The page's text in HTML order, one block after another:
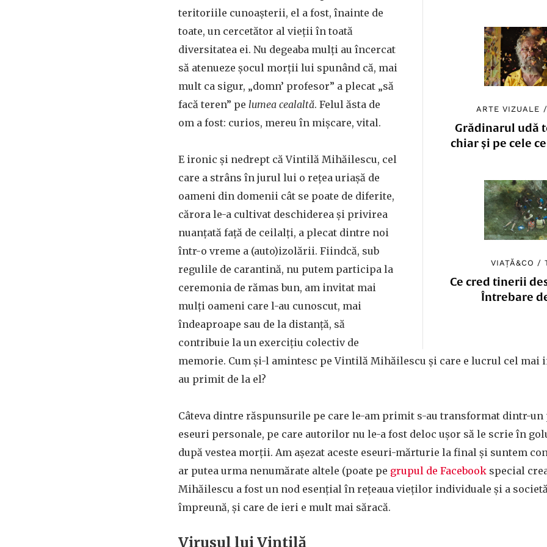
ARTE VIZUALE
Grădinarul udă
chiar și pe cele
VIAȚĂ&CO /
Ce cred tinerii
Întrebare
teritoriile cunoașterii, el a fost, înainte de
toate, un cercetător al vieții în toată
diversitatea ei. Nu degeaba mulți au încercat
să atenueze șocul morții lui spunând că, mai
mult ca sigur, „domn’ profesor” a plecat „să
facă teren” pe lumea cealaltă. Felul ăsta de
om a fost: curios, mereu în mișcare, vital.
E ironic și nedrept că Vintilă Mihăilescu, cel
care a strâns în jurul lui o rețea uriașă de
oameni din domenii cât se poate de diferite,
cărora le-a cultivat deschiderea și privirea
nuanțată față de ceilalți, a plecat dintre noi
într-o vreme a (auto)izolării. Fiindcă, sub
regulile de carantină, nu putem participa la
ceremonia de rămas bun, am invitat mai
mulți oameni care l-au cunoscut, mai
îndeaproape sau de la distanță, să
contribuie la un exercițiu colectiv de
memorie. Cum și-l amintesc pe Vintilă Mihăilescu și care e lucrul cel mai
au primit de la el?
Câteva dintre răspunsurile pe care le-am primit s-au transformat dintr-un
eseuri personale, pe care autorilor nu le-a fost deloc ușor să le scrie în
după vestea morții. Am așezat aceste eseuri-mărturie la final și suntem
ar putea urma nenumărate altele (poate pe grupul de Facebook special
Mihăilescu a fost un nod esențial în rețeaua vieților individuale și a
împreună, și care de ieri e mult mai săracă.
Virusul lui Vintilă